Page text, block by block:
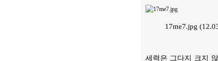
17me7.jpg
세력은 그다지 크지